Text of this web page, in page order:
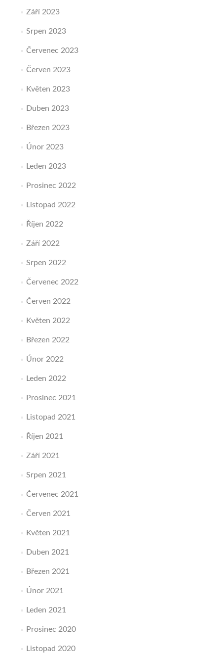
Září 2023
Srpen 2023
Červenec 2023
Červen 2023
Květen 2023
Duben 2023
Březen 2023
Únor 2023
Leden 2023
Prosinec 2022
Listopad 2022
Říjen 2022
Září 2022
Srpen 2022
Červenec 2022
Červen 2022
Květen 2022
Březen 2022
Únor 2022
Leden 2022
Prosinec 2021
Listopad 2021
Říjen 2021
Září 2021
Srpen 2021
Červenec 2021
Červen 2021
Květen 2021
Duben 2021
Březen 2021
Únor 2021
Leden 2021
Prosinec 2020
Listopad 2020